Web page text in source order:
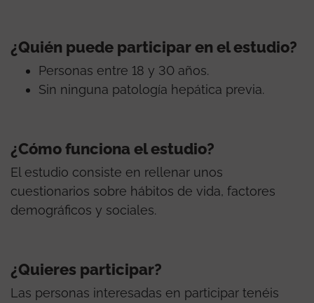
¿Quién puede participar en el estudio?
Personas entre 18 y 30 años.
Sin ninguna patología hepática previa.
¿Cómo funciona el estudio?
El estudio consiste en rellenar unos
cuestionarios sobre hábitos de vida, factores
demográficos y sociales.
¿Quieres participar?
Las personas interesadas en participar tenéis